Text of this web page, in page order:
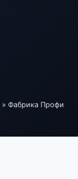
» Фабрика Профи